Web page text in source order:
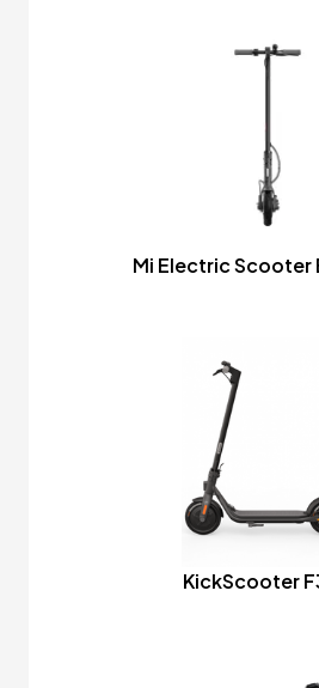
Mi Electric Scooter
KickScooter